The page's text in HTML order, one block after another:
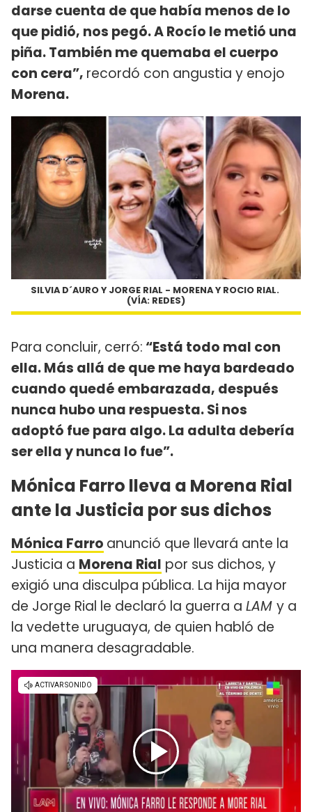
darse cuenta de que había menos de lo
que pidió, nos pegó. A Rocío le metió una
piña. También me quemaba el cuerpo
con cera”, recordó con angustia y enojo
Morena.
SILVIA D´AURO Y JORGE RIAL - MORENA Y ROCIO RIAL.
(VÍA: REDES)
Para concluir, cerró: “Está todo mal con
ella. Más allá de que me haya bardeado
cuando quedé embarazada, después
nunca hubo una respuesta. Si nos
adoptó fue para algo. La adulta debería
ser ella y nunca lo fue”.
Mónica Farro lleva a Morena Rial
ante la Justicia por sus dichos
Mónica Farro anunció que llevará ante la
Justicia a Morena Rial por sus dichos, y
exigió una disculpa pública. La hija mayor
de Jorge Rial le declaró la guerra a LAM y a
la vedette uruguaya, de quien habló de
una manera desagradable.